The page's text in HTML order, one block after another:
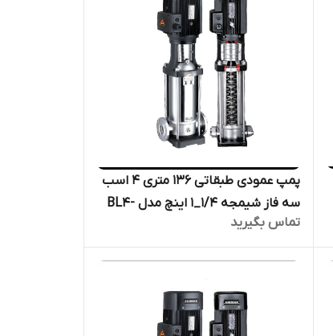
پمپ عمودی طبقاتی ۱۳۶ متری ۴ اسب
سه فاز شیمجه ۱/۴_۱ اینچ مدل BL4-
14 | الکترو پمپ پروانه استیل فشار
قوی دیگ بخار
تماس بگیرید